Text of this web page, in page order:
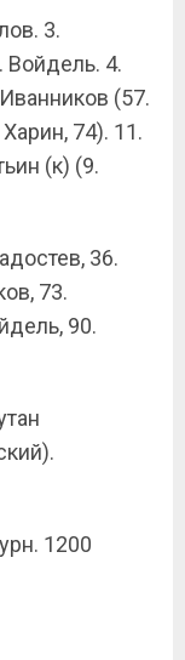
3.
Войдель. 4.
(57.
74). 11.
(к) (9.
36.
73.
90.
1200